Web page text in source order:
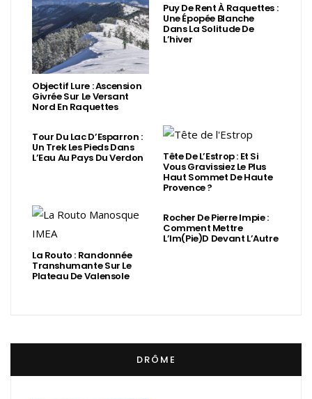
Objectif Lure : Ascension
Givrée Sur Le Versant
Nord En Raquettes
Puy De Rent À Raquettes :
Une Épopée Blanche
Dans La Solitude De
L’hiver
Tour Du Lac D’Esparron :
Un Trek Les Pieds Dans
L’Eau Au Pays Du Verdon Tête De L’Estrop : Et Si
Vous Gravissiez Le Plus
Haut Sommet De Haute
Provence ?
La Routo : Randonnée
Transhumante Sur Le
Plateau De Valensole
Rocher De Pierre Impie :
Comment Mettre
L’Im(Pie)d Devant L’Autre
DRÔME